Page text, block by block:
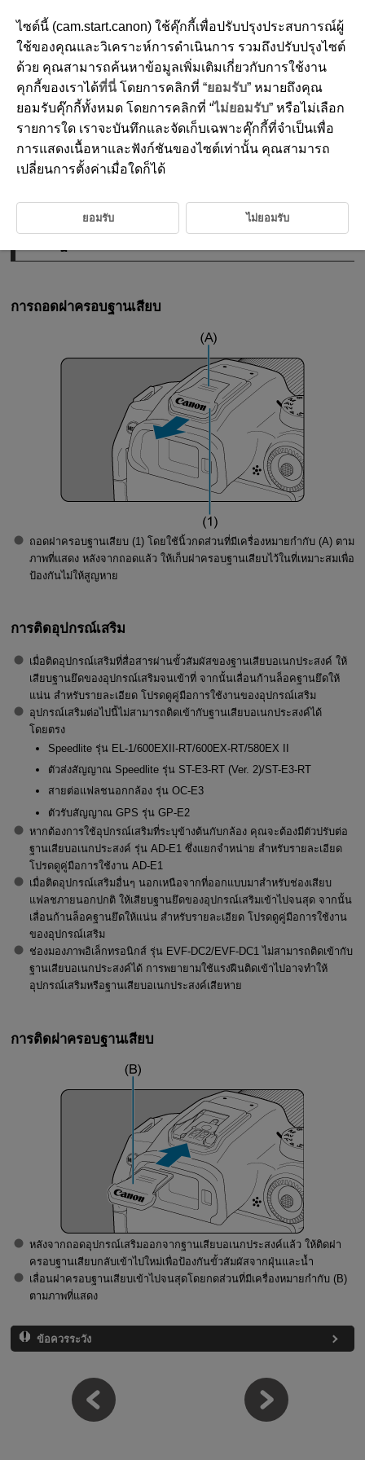
D180-021
ฐานเสียบอเนกประสงค์
การใช้ฐานเสียบอเนกประสงค์
ฐานเสียบอเนกประสงค์คือช่องเสียบแฟลชภายนอกที่จ่ายไฟให้กับอุปกรณ์เสริม
การถอดฝาครอบฐานเสียบ
ถอดฝาครอบฐานเสียบ (1) โดยใช้นิ้วกดส่วนที่มีเครื่องหมายกำกับ (A) ตาม
ภาพที่แสดง หลังจากถอดแล้ว ให้เก็บฝาครอบฐานเสียบไว้ในที่เหมาะสมเพื่อ
ป้องกันไม่ให้สูญหาย
การติดอุปกรณ์เสริม
เมื่อติดอุปกรณ์เสริมที่สื่อสารผ่านขั้วสัมผัสของฐานเสียบอเนกประสงค์ ให้
เสียบฐานยึดของอุปกรณ์เสริมจนเข้าที่ จากนั้นเลื่อนก้านล็อคฐานยึดให้
แน่น สำหรับรายละเอียด โปรดดูคู่มือการใช้งานของอุปกรณ์เสริม
อุปกรณ์เสริมต่อไปนี้ไม่สามารถติดเข้ากับฐานเสียบอเนกประสงค์ได้
โดยตรง
Speedlite รุ่น EL-1/600EXII-RT/600EX-RT/580EX II
ตัวส่งสัญญาณ Speedlite รุ่น ST-E3-RT (Ver. 2)/ST-E3-RT
สายต่อแฟลชนอกกล้อง รุ่น OC-E3
ตัวรับสัญญาณ GPS รุ่น GP-E2
หากต้องการใช้อุปกรณ์เสริมที่ระบุข้างต้นกับกล้อง คุณจะต้องมีตัวปรับต่อ
ฐานเสียบอเนกประสงค์ รุ่น AD-E1ซึ่งแยกจำหน่าย สำหรับรายละเอียด
โปรดดูคู่มือการใช้งาน AD-E1
เมื่อติดอุปกรณ์เสริมอื่นๆ นอกเหนือจากที่ออกแบบมาสำหรับช่องเสียบ
แฟลชภายนอกปกติ ให้เสียบฐานยึดของอุปกรณ์เสริมเข้าไปจนสุด จากนั้น
เลื่อนก้านล็อคฐานยึดให้แน่น สำหรับรายละเอียด โปรดดูคู่มือการใช้งาน
ของอุปกรณ์เสริม
ช่องมองภาพอิเล็กทรอนิกส์ รุ่น EVF-DC2/EVF-DC1ไม่สามารถติดเข้ากับ
ฐานเสียบอเนกประสงค์ได้ การพยายามใช้แรงฝืนติดเข้าไปอาจทำให้
อุปกรณ์เสริมหรือฐานเสียบอเนกประสงค์เสียหาย
การติดฝาครอบฐานเสียบ
หลังจากถอดอุปกรณ์เสริมออกจากฐานเสียบอเนกประสงค์แล้ว ให้ติดฝา
ครอบฐานเสียบกลับเข้าไปใหม่เพื่อป้องกันขั้วสัมผัสจากฝุ่นและน้ำ
เลื่อนฝาครอบฐานเสียบเข้าไปจนสุดโดยกดส่วนที่มีเครื่องหมายกำกับ (B)
ตามภาพที่แสดง
ข้อควรระวัง
ไซต์นี้ (cam.start.canon) ใช้คุ๊กกี้เพื่อปรับปรุงประสบการณ์ผู้
ใช้ของคุณและวิเคราะห์การดำเนินการ รวมถึงปรับปรุงไซต์
ด้วย คุณสามารถค้นหาข้อมูลเพิ่มเติมเกี่ยวกับการใช้งาน
คุกกี้ของเราได้ที่นี่โดยการคลิกที่ “ยอมรับ” หมายถึงคุณ
ยอมรับคุ๊กกี้ทั้งหมด โดยการคลิกที่ “ไม่ยอมรับ” หรือไม่เลือก
รายการใด เราจะบันทึกและจัดเก็บเฉพาะคุ๊กกี้ที่จำเป็นเพื่อ
การแสดงเนื้อหาและฟังก์ชันของไซต์เท่านั้น คุณสามารถ
เปลี่ยนการตั้งค่าเมื่อใดก็ได้
ยอมรับ ไม่ยอมรับ